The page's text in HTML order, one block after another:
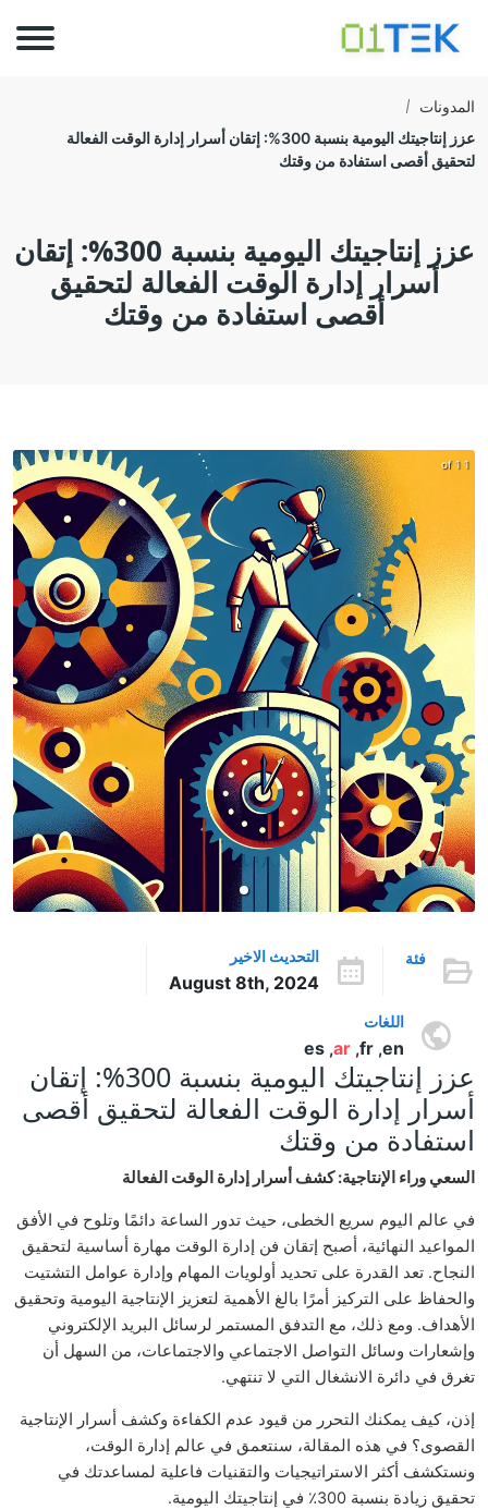
المدونات
عزز إنتاجيتك اليومية بنسبة 300%: إتقان أسرار إدارة الوقت الفعالة
لتحقيق أقصى استفادة من وقتك
عزز إنتاجيتك اليومية بنسبة 300%: إتقان
أسرار إدارة الوقت الفعالة لتحقيق
أقصى استفادة من وقتك
1 of 1
فئة التحديث الاخير
August 8th, 2024
اللغات
en
,
fr
,
ar
,
es
عزز إنتاجيتك اليومية بنسبة 300%: إتقان
أسرار إدارة الوقت الفعالة لتحقيق أقصى
استفادة من وقتك
السعي وراء الإنتاجية: كشف أسرار إدارة الوقت الفعالة
في عالم اليوم سريع الخطى، حيث تدور الساعة دائمًا وتلوح في الأفق
المواعيد النهائية، أصبح إتقان فن إدارة الوقت مهارة أساسية لتحقيق
النجاح. تعد القدرة على تحديد أولويات المهام وإدارة عوامل التشتيت
والحفاظ على التركيز أمرًا بالغ الأهمية لتعزيز الإنتاجية اليومية وتحقيق
الأهداف. ومع ذلك، مع التدفق المستمر لرسائل البريد الإلكتروني
وإشعارات وسائل التواصل الاجتماعي والاجتماعات، من السهل أن
تغرق في دائرة الانشغال التي لا تنتهي.
إذن، كيف يمكنك التحرر من قيود عدم الكفاءة وكشف أسرار الإنتاجية
القصوى؟ في هذه المقالة، سنتعمق في عالم إدارة الوقت،
ونستكشف أكثر الاستراتيجيات والتقنيات فاعلية لمساعدتك في
تحقيق زيادة بنسبة 300٪ في إنتاجيتك اليومية.